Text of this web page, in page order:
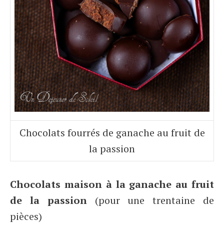
Chocolats fourrés de ganache au fruit de
la passion
Chocolats maison à la ganache au fruit
de la passion (pour une trentaine de
pièces)